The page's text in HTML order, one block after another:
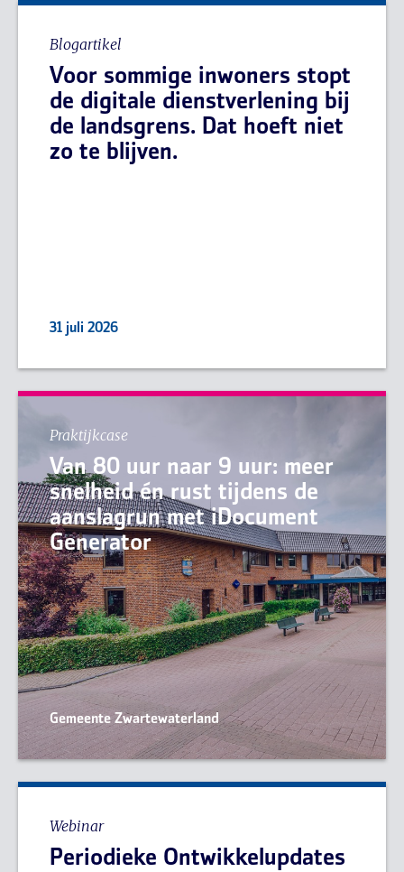
Blogartikel
Voor sommige inwoners stopt
de digitale dienstverlening bij
de landsgrens. Dat hoeft niet
zo te blijven.
31 juli 2026
Praktijkcase
Van 80 uur naar 9 uur: meer
snelheid én rust tijdens de
aanslagrun met iDocument
Generator
Gemeente Zwartewaterland
Webinar
Periodieke Ontwikkelupdates